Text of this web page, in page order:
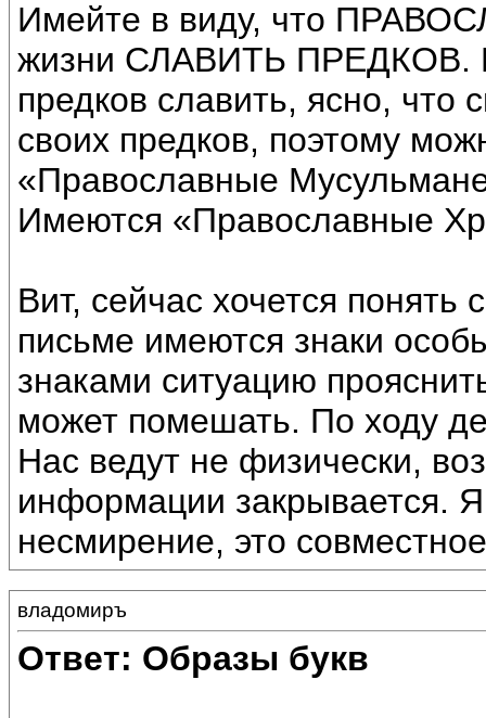
Имейте в виду, что
жизни СЛАВИТЬ ПРЕДКОВ.
предков славить, ясно, что
своих предков, поэтому
«Православные
Имеются «Православные
Вит, сейчас хочется
письме имеются знаки
знаками ситуацию
может помешать. По ходу
Нас ведут не физически,
информации закрывается.
несмирение, это
владомиръ
Ответ: Образы букв